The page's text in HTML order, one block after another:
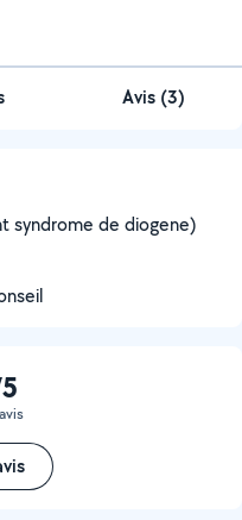
Avis (3)
syndrome de diogene)